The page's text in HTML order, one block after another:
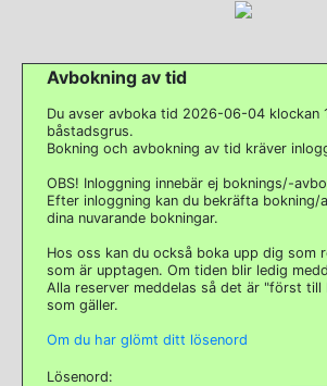
Avbokning av tid
Du avser avboka tid 2026-06-04 klockan
båstadsgrus.
Bokning och avbokning av tid kräver
OBS! Inloggning innebär ej boknings/-
Efter inloggning kan du bekräfta bokning/
dina nuvarande bokningar.
Hos oss kan du också boka upp dig som
som är upptagen. Om tiden blir ledig
Alla reserver meddelas så det är "först till
som gäller.
Om du har glömt ditt lösenord
Lösenord: